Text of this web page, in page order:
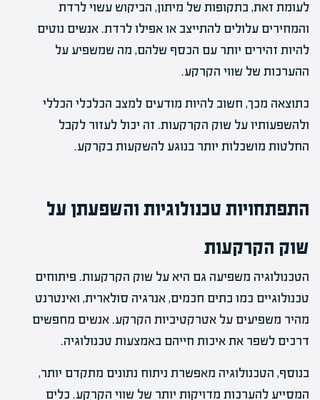
לעומת זאת, בתקופות של מיתון, הביקוש עשוי לרדת
והמחירים עלולים להתייצב או אפילו לרדת. אנשים נוטים
להיות זהירים יותר עם הכסף שלהם, מה שמשפיע על
ההערכות של שווי הקרקע.
כתוצאה מכך, חשוב להיות מודעים למצב הכלכלי הכללי
ולהשפעותיו על שוק הקרקעות. זה יכול לעזור לקבל
החלטות מושכלות יותר בנוגע להשקעות בקרקע.
התפתחויות טכנולוגיות והשפעתן על
שוק הקרקעות
הטכנולוגיה משפיעה גם היא על שוק הקרקעות. פיתוחים
טכנולוגיים כמו בתים חכמים, אנרגיה סולארית, ואינטרנט
מהיר משפיעים על אטרקטיביות הקרקע. אנשים מחפשים
דרכים לשפר את איכות חייהם באמצעות טכנולוגיה.
בנוסף, הטכנולוגיה מאפשרת ניתוח נתונים מתקדם יותר,
המסייע להערכות מדויקות יותר של שווי הקרקע. כלים